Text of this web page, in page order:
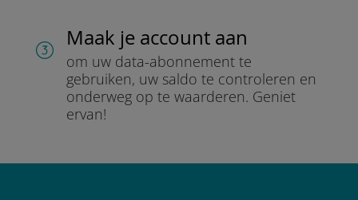
Maak je account aan
om uw data-abonnement te
gebruiken, uw saldo te controleren en
onderweg op te waarderen. Geniet
ervan!